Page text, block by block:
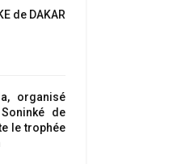
de DAKAR
organisé
de
le trophée